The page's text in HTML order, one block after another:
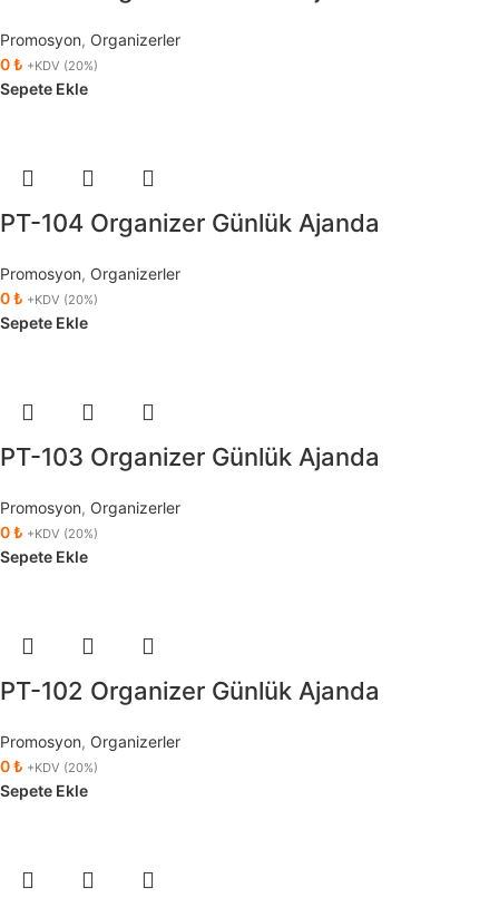
Promosyon, Organizerler
0₺ +KDV (20%)
Sepete Ekle
PT-104 Organizer Günlük Ajanda
Promosyon, Organizerler
0₺ +KDV (20%)
Sepete Ekle
PT-103 Organizer Günlük Ajanda
Promosyon, Organizerler
0₺ +KDV (20%)
Sepete Ekle
PT-102 Organizer Günlük Ajanda
Promosyon, Organizerler
0₺ +KDV (20%)
Sepete Ekle